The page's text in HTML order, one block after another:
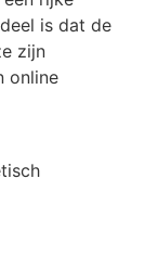
is dat de
zijn
online